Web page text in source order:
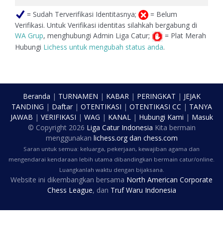
= Sudah Terverifikasi Identitasnya;
= Belum
Verifikasi. Untuk Verifikasi identitas silahkah bergabung di
WA Grup, menghubungi Admin Liga Catur;
= Plat Merah
Hubungi Lichess untuk mengubah status anda.
Beranda | TURNAMEN | KABAR| PERINGKAT | JEJAK
TANDING | Daftar| OTENTIKASI | OTENTIKASI CC | TANYA
JAWAB | VERIFIKASI | WAG | KANAL| Hubungi Kami | Masuk
© Copyright 2026 Liga Catur Indonesia Kita bermain
menggunakan lichess.orgdan chess.com
Saran untuk semua: keluarga, pekerjaan, kewajiban agama dan
mengendarai kendaraan lebih utama dibandingkan bermain catur/online.
Luangkanlah waktu dengan bijaksana.
Website ini dikembangkan bersama North American Corporate
Chess League, dan Truf Waru Indonesia